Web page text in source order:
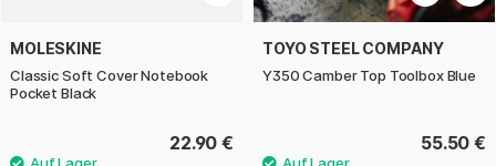
MOLESKINE
Classic Soft Cover Notebook
Pocket Black
22.90 €
TOYO STEEL COMPANY
Y350 Camber Top Toolbox Blue
55.50 €